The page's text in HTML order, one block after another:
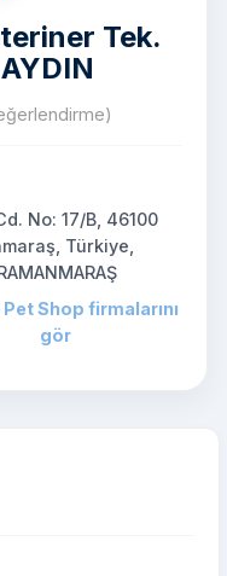
Tek.
No: 17/B, 46100
Türkiye,
Shop firmalarını
gör